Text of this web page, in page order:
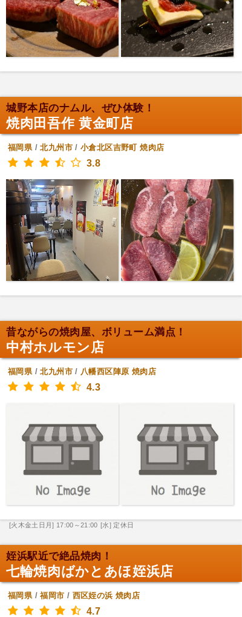
城野本店のナムル、ぜひ体験！
焼肉田吾作 黄金町店
福岡県/北九州市/小倉北区吉野町 焼肉店
3.8
昔ながらの焼肉屋、ボリューム満点！
中村ホルモン店
福岡県/北九州市/ 八幡西区陣原 焼肉店
4.3
[火木金土日月] 17:00～21:00 [水] 定休日
姪浜駅近で絶品焼肉！
七輪焼肉ばかとあほ姪浜店
福岡県/福岡市 / 西区姪の浜 焼肉店
4.7